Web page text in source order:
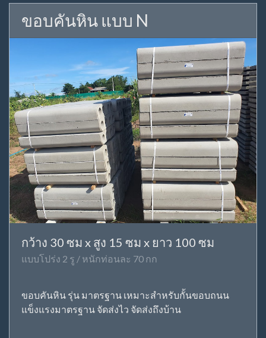
ขอบคันหิน แบบ N
กว้าง 30 ซม x สูง 15 ซม x ยาว 100 ซม
แบบโปร่ง 2 รู / หนักท่อนละ 70 กก
ขอบคันหิน รุ่น มาตรฐาน เหมาะสำหรับกั้นขอบถนน
แข็งแรงมาตรฐาน จัดส่งไว จัดส่งถึงบ้าน